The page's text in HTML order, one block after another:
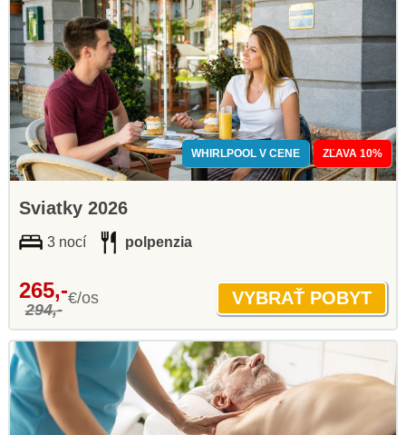
WHIRLPOOL V CENE ZĽAVA 10%
Sviatky 2026
3 nocí polpenzia
265,-
294,-
€/os